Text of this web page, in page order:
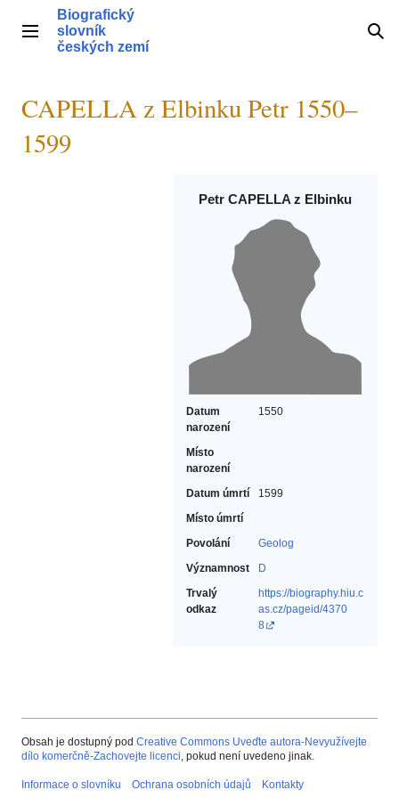
obsahHlavní menu
Biografický
slovník
českých zemí
CAPELLA z Elbinku Petr 1550–
1599
Petr CAPELLA z Elbinku
Datum
narození
1550
Místo
narození
Datum úmrtí
1599
Místo úmrtí
Povolání
Geolog‎
Významnost
D
Trvalý
odkaz
https://biography.hiu.c
as.cz/pageid/4370
8
Obsah je dostupný pod Creative Commons Uveďte autora-Nevyužívejte
dílo komerčně-Zachovejte licenci, pokud není uvedeno jinak.
Informace o slovníku Ochrana osobních údajů Kontakty